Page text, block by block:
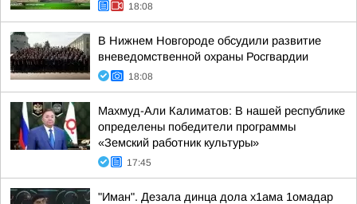
18:08
В Нижнем Новгороде обсудили развитие
вневедомственной охраны Росгвардии
18:08
Махмуд-Али Калиматов: В нашей республике
определены победители программы
«Земский работник культуры»
17:45
"Иман". Дезала динца дола х1ама 1омадар